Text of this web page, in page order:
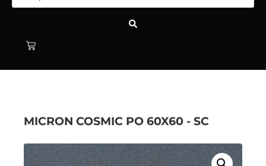
MICRON COSMIC PO 60X60 - SC